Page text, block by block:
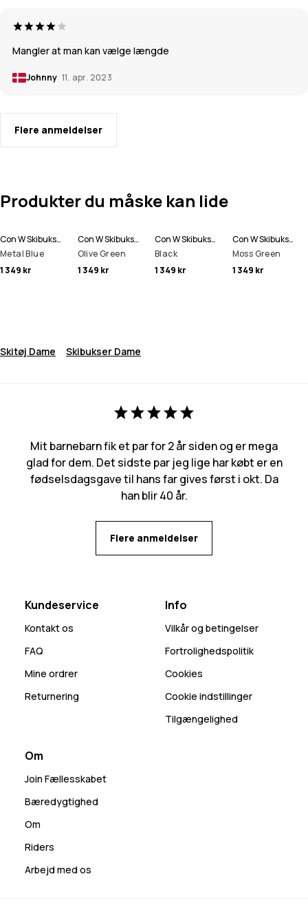
Mangler at man kan vælge længde
Johnny 11. apr. 2023
Flere anmeldelser
Produkter du måske kan lide
Con W Skibukser Dame
Metal Blue
1 349 kr
Con W Skibukser Dame
Olive Green
1 349 kr
Con W Skibukser Dame
Black
1 349 kr
Con W Skibukser Dame
Moss Green
1 349 kr
Skitøj Dame Skibukser Dame
Mit barnebarn fik et par for 2 år siden og er mega
glad for dem. Det sidste par jeg lige har købt er en
fødselsdagsgave til hans far gives først i okt. Da
han blir 40 år.
Flere anmeldelser
Kundeservice
Kontakt os
FAQ
Mine ordrer
Returnering
Info
Vilkår og betingelser
Fortrolighedspolitik
Cookies
Cookie indstillinger
Tilgængelighed
Om
Join Fællesskabet
Bæredygtighed
Om
Riders
Arbejd med os